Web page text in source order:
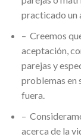
practicado un
– Creemos
aceptación,
parejas y
problemas en
fuera.
–
acerca de la